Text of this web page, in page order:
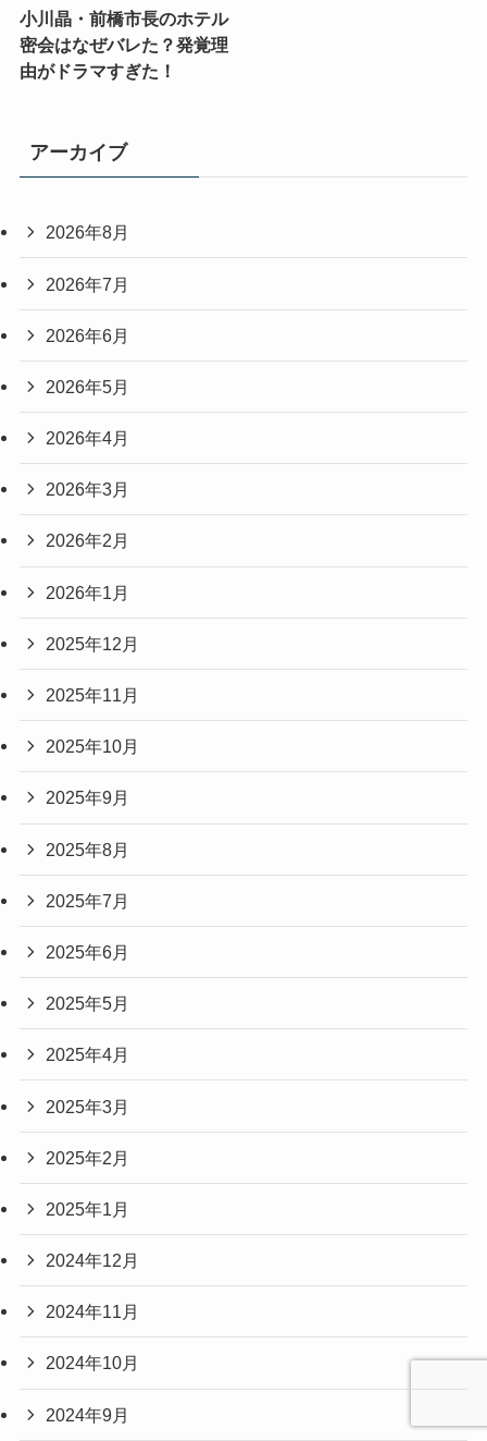
小川晶・前橋市長のホテル
密会はなぜバレた？発覚理
由がドラマすぎた！
アーカイブ
2026年8月
2026年7月
2026年6月
2026年5月
2026年4月
2026年3月
2026年2月
2026年1月
2025年12月
2025年11月
2025年10月
2025年9月
2025年8月
2025年7月
2025年6月
2025年5月
2025年4月
2025年3月
2025年2月
2025年1月
2024年12月
2024年11月
2024年10月
2024年9月